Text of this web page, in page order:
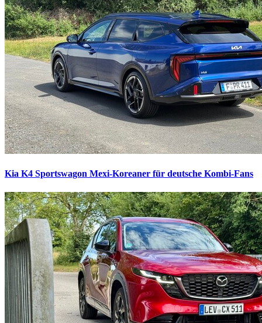
Kia K4 Sportswagon Mexi-Koreaner für deutsche Kombi-Fans